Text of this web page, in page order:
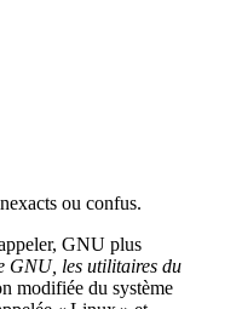
ou confus.
GNU plus
GNU, les utilitaires du
modifiée du système